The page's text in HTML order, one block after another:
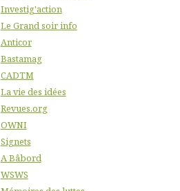
Investig'action
Le Grand soir info
Anticor
Bastamag
CADTM
La vie des idées
Revues.org
OWNI
Signets
A Bâbord
WSWS